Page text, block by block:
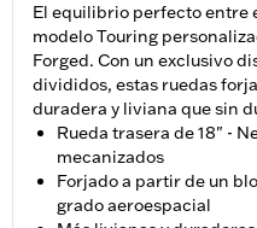
El equilibrio perfecto entre
modelo Touring
Forged. Con un exclusivo
divididos, estas ruedas
duradera y liviana que sin
Rueda trasera de 18" -
mecanizados
Forjado a partir de un
grado aeroespacial